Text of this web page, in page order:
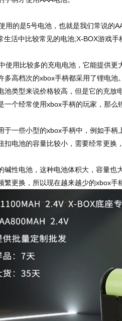
的是5号电池，也就是我们常说的
生活中比较常见的电池;X-BOX游戏手
用比较多的充电电池，它能提供更
高档次的xbox手柄都采用了锂电池。
类型来说价格较高，但是它的充放
一个经常使用xbox手柄的玩家，那么
一些小型的xbox手柄中，例如手柄
扣电池的容量比较小，需要经常更换
性电池，这种电池体积大，容量也
繁更换，所以现在越来越少的xbox手